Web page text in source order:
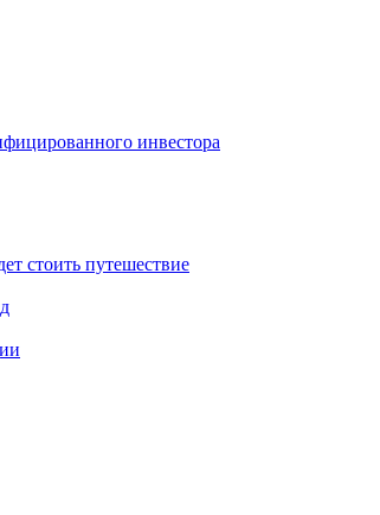
инвестора
стоить путешествие